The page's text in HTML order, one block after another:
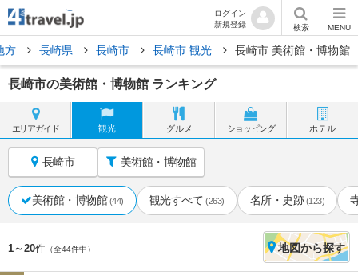
ログイン
新規登録
検索 MENU
方 長崎県 長崎市 長崎市 観光 長崎市 美術館・博物館
長崎市の美術館・博物館 ランキング
エリアガイド 観光 グルメ ショッピング ホテル
長崎市 美術館・博物館
美術館・博物館 (44) 観光すべて (263) 名所・史跡 (123)
1～20件 （全44件中） 地図から探す